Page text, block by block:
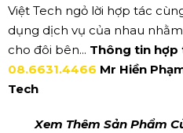
Việt Tech ngỏ lời hợp tác
dụng dịch vụ của nhau
cho đôi bên... Thông tin hợp
08.6631.4466 Mr Hiền
Tech
Xem Thêm Sản Phẩm